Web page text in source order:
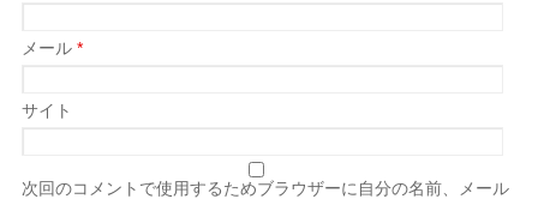
メール*
サイト
次回のコメントで使用するためブラウザーに自分の名前、メール